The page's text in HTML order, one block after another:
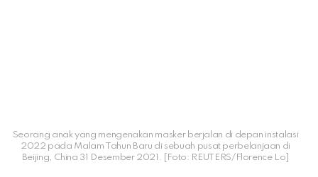
Seorang anak yang mengenakan masker berjalan di depan instalasi
2022 pada Malam Tahun Baru di sebuah pusat perbelanjaan di
Beijing, China 31 Desember 2021. [Foto: REUTERS/Florence Lo]